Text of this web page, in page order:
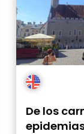
De los